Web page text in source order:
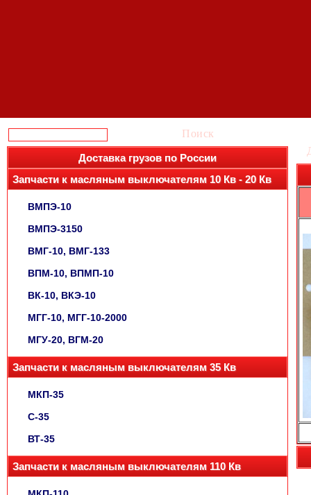
Поиск
Доставка грузов по России
Запчасти к масляным выключателям 10 Кв - 20 Кв
ВМПЭ-10
ВМПЭ-3150
ВМГ-10, ВМГ-133
ВПМ-10, ВПМП-10
ВК-10, ВКЭ-10
МГГ-10, МГГ-10-2000
МГУ-20, ВГМ-20
Запчасти к масляным выключателям 35 Кв
МКП-35
С-35
ВТ-35
Запчасти к масляным выключателям 110 Кв